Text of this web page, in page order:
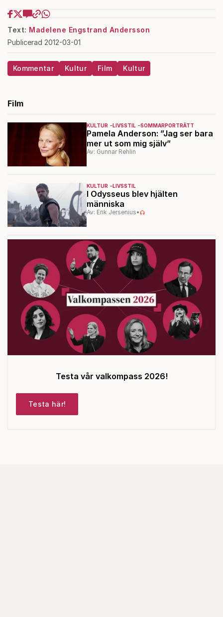
Text: Madelene Engstrand Andersson
Publicerad 2012-03-01
Kommentar Kultur Film Kultur
Film
KULTUR LIVSSTIL SOMMARPORTRÄTT
Pamela Anderson: ”Jag ser bara
mer ut som mig själv”
Av: Gunnar Rehlin
KULTUR LIVSSTIL
I Odysseus blev hjälten
människa
Av: Erik Jersenius•
Testa vår valkompass 2026!
Testa här!